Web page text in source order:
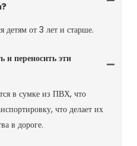
детям от 3 лет и старше.
и переносить эти
в сумке из ПВХ, что
что делает их
в дороге.